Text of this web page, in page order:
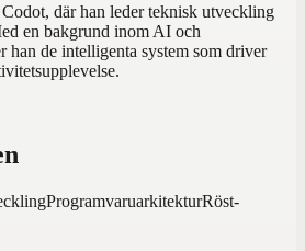
där han leder teknisk utveckling
en bakgrund inom AI och
han de intelligenta system som driver
ProgramvaruarkitekturRöst-